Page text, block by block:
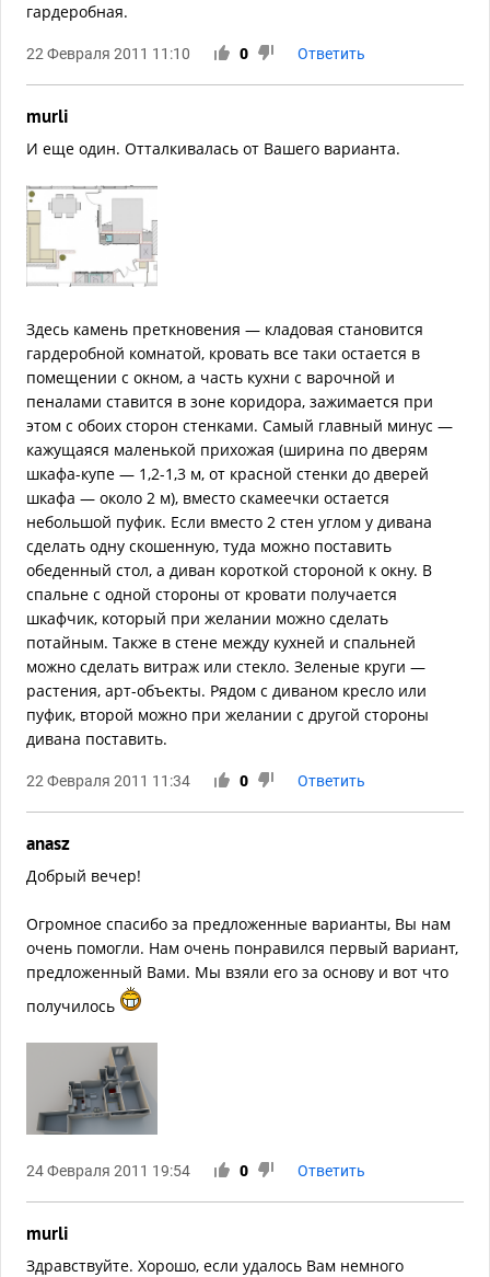
гардеробная.
22 Февраля 2011 11:10 0 Ответить
murli
И еще один. Отталкивалась от Вашего варианта.
Здесь камень преткновения — кладовая становится
гардеробной комнатой, кровать все таки остается в
помещении с окном, а часть кухни с варочной и
пеналами ставится в зоне коридора, зажимается при
этом с обоих сторон стенками. Самый главный минус —
кажущаяся маленькой прихожая (ширина по дверям
шкафа-купе — 1,2-1,3 м, от красной стенки до дверей
шкафа — около 2 м), вместо скамеечки остается
небольшой пуфик. Если вместо 2 стен углом у дивана
сделать одну скошенную, туда можно поставить
обеденный стол, а диван короткой стороной к окну. В
спальне с одной стороны от кровати получается
шкафчик, который при желании можно сделать
потайным. Также в стене между кухней и спальней
можно сделать витраж или стекло. Зеленые круги —
растения, арт-объекты. Рядом с диваном кресло или
пуфик, второй можно при желании с другой стороны
дивана поставить.
22 Февраля 2011 11:34 0 Ответить
anasz
Добрый вечер!
Огромное спасибо за предложенные варианты, Вы нам
очень помогли. Нам очень понравился первый вариант,
предложенный Вами. Мы взяли его за основу и вот что
получилось
24 Февраля 2011 19:54 0 Ответить
murli
Здравствуйте. Хорошо, если удалось Вам немного